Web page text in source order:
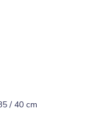
/ 40 cm